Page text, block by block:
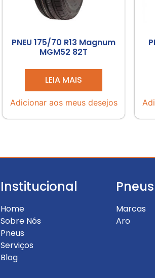
PNEU 175/70 R13 Magnum
MGM52 82T
LEIA MAIS
Adicionar aos meus desejos
Institucional
Home
Sobre Nós
Pneus
Serviços
Blog
Pneus
Marcas
Aro